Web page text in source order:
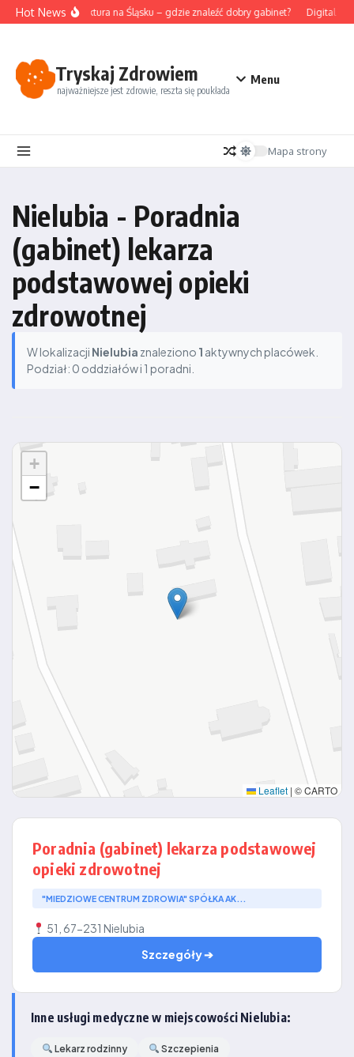
Przejdź do treści
Hot NewsAkupunktura na Śląsku – gdzie znaleźć dobry gabinet? Digital
Tryskaj Zdrowiem
najważniejsze jest zdrowie, reszta się poukłada
Menu
Mapa strony
Nielubia - Poradnia
(gabinet) lekarza
podstawowej opieki
zdrowotnej
W lokalizacji Nielubia znaleziono 1 aktywnych placówek.
Podział: 0 oddziałów i 1 poradni.
+
−
Leaflet | © CARTO
Poradnia (gabinet) lekarza podstawowej
opieki zdrowotnej
"MIEDZIOWE CENTRUM ZDROWIA" SPÓŁKA AK...
51, 67-231 Nielubia
Szczegóły ➔
Inne usługi medyczne w miejscowości Nielubia:
Lekarz rodzinny Szczepienia